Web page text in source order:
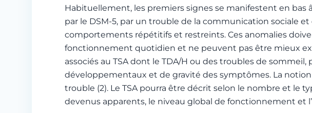
Habituellement, les premiers signes se manifestent en bas
par le DSM-5, par un trouble de la communication sociale
comportements répétitifs et restreints. Ces anomalies
fonctionnement quotidien et ne peuvent pas être mieux
associés au TSA dont le TDA/H ou des troubles de
développementaux et de gravité des symptômes. La
trouble (2). Le TSA pourra être décrit selon le nombre et le
devenus apparents, le niveau global de fonctionnement et